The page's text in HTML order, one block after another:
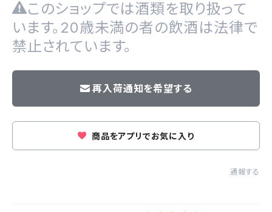
このショップでは酒類を取り扱って
います。20歳未満の者の飲酒は法律で
禁止されています。
再入荷通知を希望する
商品をアプリでお気に入り
通報する